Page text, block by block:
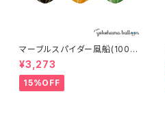
マーブルスパイダー風船(100
個)
¥3,273
15%OFF